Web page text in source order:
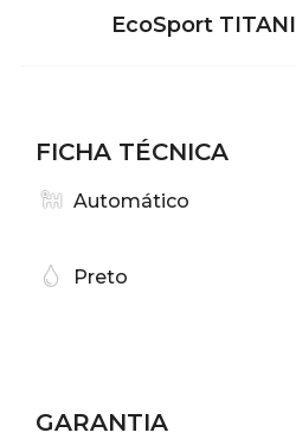
EcoSport
FICHA TÉCNICA
Automático
Preto
GARANTIA